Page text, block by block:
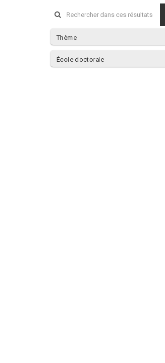
Thème
École doctorale